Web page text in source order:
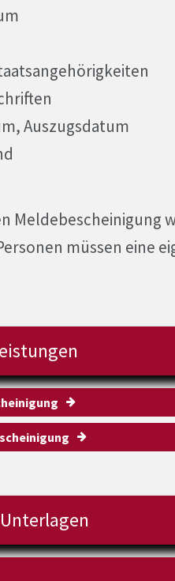
Auszugsdatum
Meldebescheinigung
müssen eine